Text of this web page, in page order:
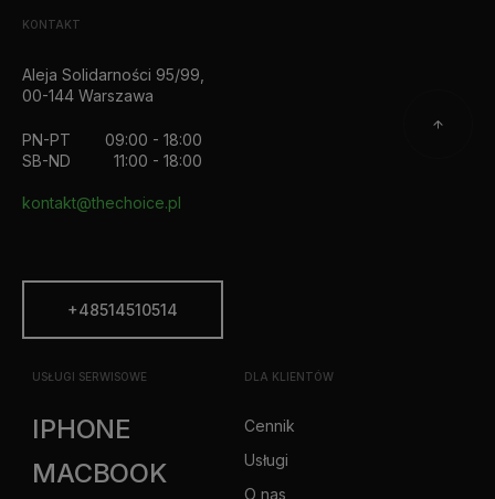
KONTAKT
Aleja Solidarności 95/99,
00-144 Warszawa
PN-PT
09:00 - 18:00
SB-ND
11:00 - 18:00
kontakt@thechoice.pl
+48514510514
USŁUGI SERWISOWE
IPHONE
MACBOOK
DLA KLIENTÓW
Cennik
Usługi
O nas